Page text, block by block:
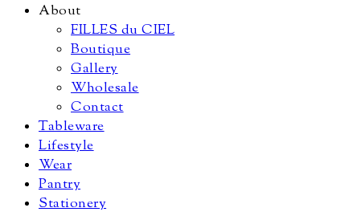
About
FILLES du CIEL
Boutique
Gallery
Wholesale
Contact
Tableware
Lifestyle
Wear
Pantry
Stationery